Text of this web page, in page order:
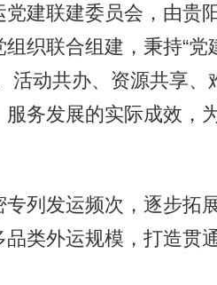
联建委员会，由贵
织联合组建，秉持“
活动共办、资源共享
务发展的实际成效，
发运频次，逐步拓
类外运规模，打造贯